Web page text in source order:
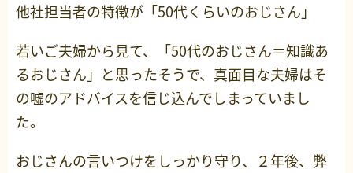
他社担当者の特徴が「50代くらいのおじさん」
若いご夫婦から見て、「50代のおじさん＝知識あ
るおじさん」と思ったそうで、真面目な夫婦はそ
の嘘のアドバイスを信じ込んでしまっていまし
た。
おじさんの言いつけをしっかり守り、２年後、弊